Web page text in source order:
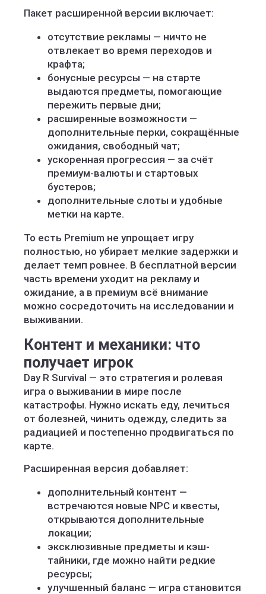
Пакет расширенной версии включает:
отсутствие рекламы — ничто не
отвлекает во время переходов и
крафта;
бонусные ресурсы — на старте
выдаются предметы, помогающие
пережить первые дни;
расширенные возможности —
дополнительные перки, сокращённые
ожидания, свободный чат;
ускоренная прогрессия — за счёт
премиум-валюты и стартовых
бустеров;
дополнительные слоты и удобные
метки на карте.
То есть Premium не упрощает игру
полностью, но убирает мелкие задержки и
делает темп ровнее. В бесплатной версии
часть времени уходит на рекламу и
ожидание, а в премиум всё внимание
можно сосредоточить на исследовании и
выживании.
Контент и механики: что
получает игрок
Day R Survival — это стратегия и ролевая
игра о выживании в мире после
катастрофы. Нужно искать еду, лечиться
от болезней, чинить одежду, следить за
радиацией и постепенно продвигаться по
карте.
Расширенная версия добавляет:
дополнительный контент —
встречаются новые NPC и квесты,
открываются дополнительные
локации;
эксклюзивные предметы и кэш-
тайники, где можно найти редкие
ресурсы;
улучшенный баланс — игра становится